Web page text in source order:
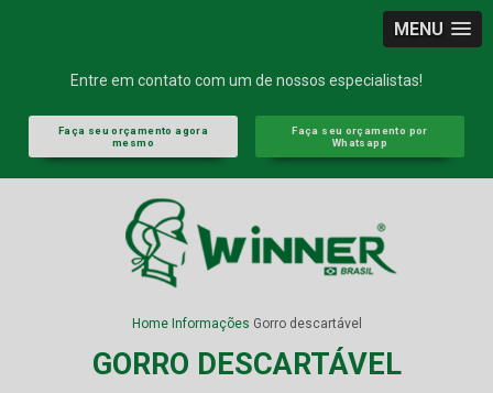
MENU
Entre em contato com um de nossos especialistas!
Faça seu orçamento agora
mesmo
Faça seu orçamento por
Whatsapp
Home Informações Gorro descartável
GORRO DESCARTÁVEL